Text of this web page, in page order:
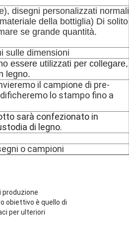
disegni personalizzati normali
della bottiglia) Di solito
se grande quantità.
sulle dimensioni
essere utilizzati per collegare,
legno.
il campione di pre-
lo stampo fino a
sarà confezionato in
di legno.
o campioni
produzione
obiettivo è quello di
per ulteriori